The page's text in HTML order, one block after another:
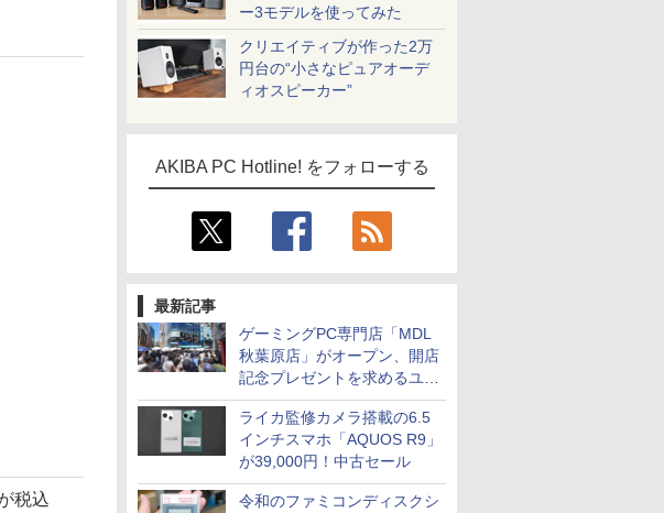
ー3モデルを使ってみた
クリエイティブが作った2万
円台の“小さなピュアオーデ
ィオスピーカー”
AKIBA PC Hotline! をフォローする
最新記事
ゲーミングPC専門店「MDL
秋葉原店」がオープン、開店
記念プレゼントを求めるユー
ザーが押し寄せ長蛇の列に
ライカ監修カメラ搭載の6.5
インチスマホ「AQUOS R9」
が39,000円！中古セール
令和のファミコンディスクシ
税込